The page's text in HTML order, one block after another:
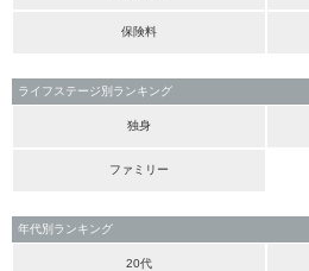
保険料
ライフステージ別ランキング
独身
ファミリー
年代別ランキング
20代